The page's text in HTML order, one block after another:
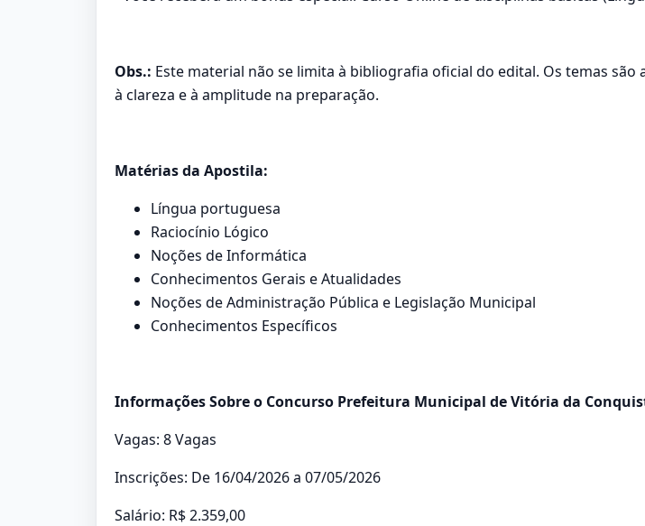
Obs.: Este material não se limita à bibliografia oficial do edital. Os temas
à clareza e à amplitude na preparação.
Matérias da Apostila:
Língua portuguesa
Raciocínio Lógico
Noções de Informática
Conhecimentos Gerais e Atualidades
Noções de Administração Pública e Legislação Municipal
Conhecimentos Específicos
Informações Sobre o Concurso Prefeitura Municipal de Vitória da
Vagas: 8 Vagas
Inscrições: De 16/04/2026 a 07/05/2026
Salário: R$ 2.359,00